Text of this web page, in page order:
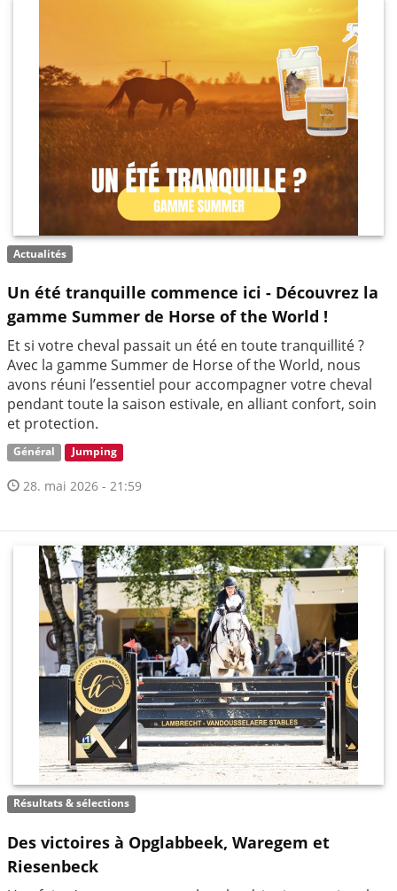
Actualités
Un été tranquille commence ici - Découvrez la
gamme Summer de Horse of the World !
Et si votre cheval passait un été en toute tranquillité ?
Avec la gamme Summer de Horse of the World, nous
avons réuni l’essentiel pour accompagner votre cheval
pendant toute la saison estivale, en alliant confort, soin
et protection.
Général Jumping
28. mai 2026 - 21:59
Résultats & sélections
Des victoires à Opglabbeek, Waregem et
Riesenbeck